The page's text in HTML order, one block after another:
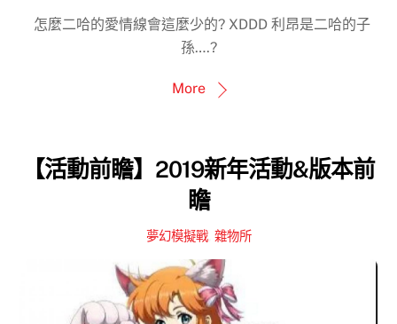
怎麼二哈的愛情線會這麼少的? XDDD 利昂是二哈的子
孫….?
More
【活動前瞻】2019新年活動&版本前
瞻
夢幻模擬戰, 雜物所